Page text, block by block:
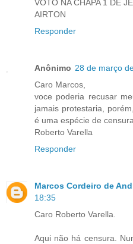
VOTO NA CHAPA 1 DE
AIRTON
Responder
Anônimo 28 de março
Caro Marcos,
voce poderia recusar
jamais protestaria,
é uma espécie de
Roberto Varella
Responder
Marcos Cordeiro de
18:35
Caro Roberto Varella.
Aqui não há censura.